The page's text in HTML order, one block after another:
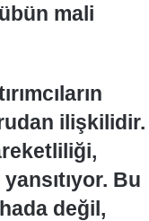
mali
ilişkilidir.
Bu
değil,